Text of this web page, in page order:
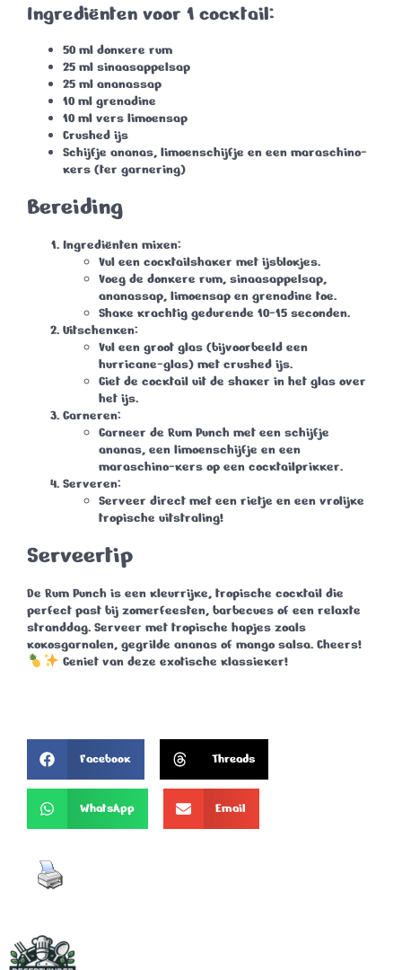
Ingrediënten voor 1 cocktail:
50 ml donkere rum
25 ml sinaasappelsap
25 ml ananassap
10 ml grenadine
10 ml vers limoensap
Crushed ijs
Schijfje ananas, limoenschijfje en een maraschino-
kers (ter garnering)
Bereiding
Ingrediënten mixen:
Vul een cocktailshaker met ijsblokjes.
Voeg de donkere rum, sinaasappelsap,
ananassap, limoensap en grenadine toe.
Shake krachtig gedurende 10-15 seconden.
Uitschenken:
Vul een groot glas (bijvoorbeeld een
hurricane-glas) met crushed ijs.
Giet de cocktail uit de shaker in het glas over
het ijs.
Garneren:
Garneer de Rum Punch met een schijfje
ananas, een limoenschijfje en een
maraschino-kers op een cocktailprikker.
Serveren:
Serveer direct met een rietje en een vrolijke
tropische uitstraling!
Serveertip
De Rum Punch is een kleurrijke, tropische cocktail die
perfect past bij zomerfeesten, barbecues of een relaxte
stranddag. Serveer met tropische hapjes zoals
kokosgarnalen, gegrilde ananas of mango salsa. Cheers!
Geniet van deze exotische klassieker!
Facebook Threads
WhatsApp Email